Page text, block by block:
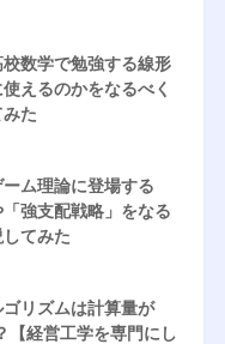
校数学で勉強する線形
えるのかをなるべく
た
ーム理論に登場する
「強支配戦略」をなる
てみた
リズムは計算量が
経営工学を専門にし